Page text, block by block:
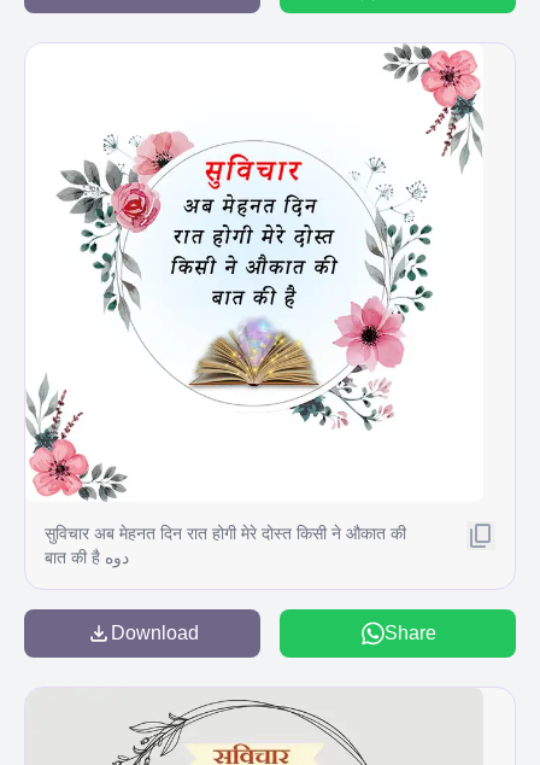
सुविचार अब मेहनत दिन रात होगी मेरे दोस्त किसी ने औकात की
बात की है دوه
Download Share